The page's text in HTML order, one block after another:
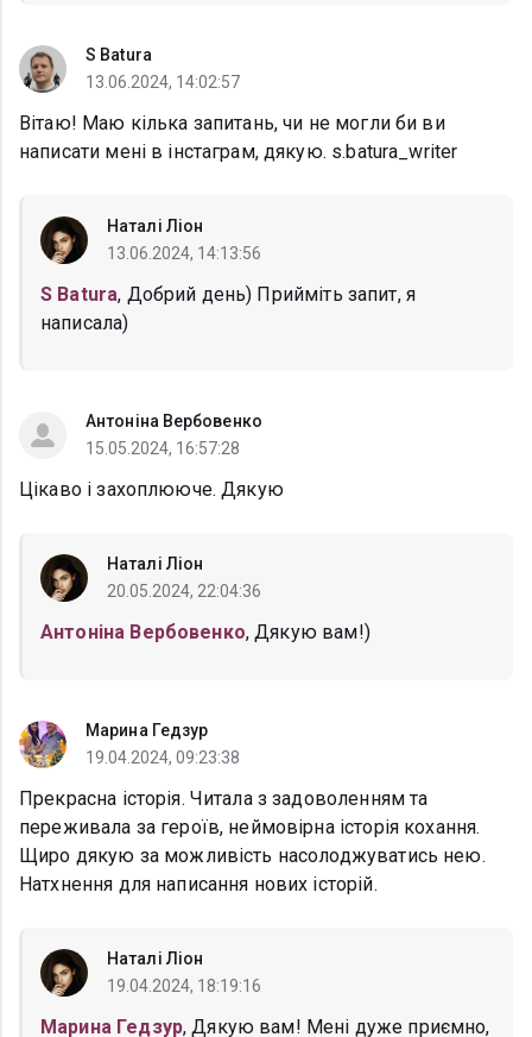
S Batura
13.06.2024, 14:02:57
Вітаю! Маю кілька запитань, чи не могли би ви
написати мені в інстаграм, дякую. s.batura_writer
Наталі Ліон
13.06.2024, 14:13:56
S Batura, Добрий день) Прийміть запит, я
написала)
Антоніна Вербовенко
15.05.2024, 16:57:28
Цікаво і захоплююче. Дякую
Наталі Ліон
20.05.2024, 22:04:36
Антоніна Вербовенко, Дякую вам!)
Марина Гедзур
19.04.2024, 09:23:38
Прекрасна історія. Читала з задоволенням та
переживала за героїв, неймовірна історія кохання.
Щиро дякую за можливість насолоджуватись нею.
Натхнення для написання нових історій.
Наталі Ліон
19.04.2024, 18:19:16
Марина Гедзур, Дякую вам! Мені дуже приємно,